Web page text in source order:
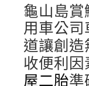
龜山島賞
用車公司
道讓創
收便利
屋二胎準